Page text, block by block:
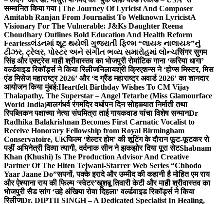
सम्मानित किया गया।The Journey Of Lyricist And Composer
Amitabh Ranjan From Journalist To Welknown LyricistA
Visionary For The Vulnerable: J&Ks Daughter Reena
Choudhary Outlines Bold Education And Health Reform
Fearlessલંડનમાં શૂટ થયેલી ગુજરાતી ફિલ્મ “લાયક નાલાયક”નું
ટીઝર, ટ્રેલર, પોસ્ટર અને સંગીત ભવ્ય સમારોહમાં લોન્ચसिंगर सुगम
सिंह और एक्ट्रेस माही श्रीवास्तव का भोजपुरी रोमांटिक गाना ‘करिया धागा’
वर्ल्डवाइड रिकॉर्ड्स ने किया रिलीजनिलायश्री क्रिएशन्स ने ‘होप्स मिस्टर, मिस
एंड मिसेज महाराष्ट्र 2026’ और ‘द ग्रैंड महाराष्ट्र अवार्ड 2026’ का शानदार
आयोजन किया मुंबई:Heartfelt Birthday Wishes To CM Vijay
Thalapathy, The Superstar – Angel Tetarbe (Miss Glamourface
World India)बालगंधर्व रंगमंदिर वर्धापन दिन सोहळ्यात निर्माती तथा
रिपब्लिकन पक्षाच्या नेत्या संघमित्रा ताई गायकवाड यांचा विशेष सन्मानDr
Radhika Balakrishnan Becomes First Carnatic Vocalist to
Receive Honorary Fellowship from Royal Birmingham
Conservatoire, UKफिल्म ‘शेल्टर होम’ की शूटिंग के दौरान फूट-फूटकर रो
पड़ीं अभिनेत्री दिव्या त्यागी, दर्दनाक सीन ने झकझोर दिया पूरा सेटShabnam
Khan (Khushi) Is The Production Advisor And Creative
Partner Of The Hiten Tejwani-Starrer Web Series “Chhodo
Yaar Jaane Do”सपनों, पक्के इरादे और उम्मीद की कहानी है मोहित एम राय
और ऐश्याना राय की फिल्म ‘स्वेटर’खुशबू तिवारी केटी और माही श्रीवास्तव का
भोजपुरी सैड सांग ‘उहे अंखिया रोवा दिहला’ वर्ल्डवाइड रिकॉर्ड्स ने किया
रिलीजDr. DIPTII SINGH – A Dedicated Specialist In Healing,